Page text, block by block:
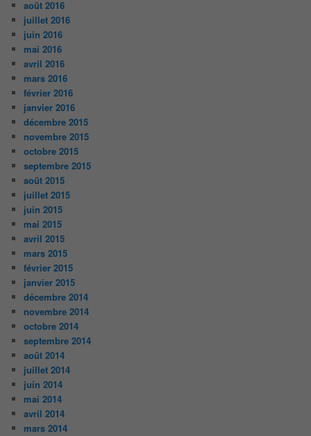
août 2016
juillet 2016
juin 2016
mai 2016
avril 2016
mars 2016
février 2016
janvier 2016
décembre 2015
novembre 2015
octobre 2015
septembre 2015
août 2015
juillet 2015
juin 2015
mai 2015
avril 2015
mars 2015
février 2015
janvier 2015
décembre 2014
novembre 2014
octobre 2014
septembre 2014
août 2014
juillet 2014
juin 2014
mai 2014
avril 2014
mars 2014